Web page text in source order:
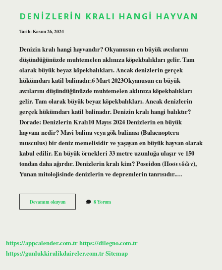
DENIZLERIN KRALI HANGI HAYVAN
Tarih: Kasım 26, 2024
Denizin kralı hangi hayvandır? Okyanusun en büyük avcılarını
düşündüğünüzde muhtemelen aklınıza köpekbalıkları gelir. Tam
olarak büyük beyaz köpekbalıkları. Ancak denizlerin gerçek
hükümdarı katil balinadır.6 Mart 2023Okyanusun en büyük
avcılarını düşündüğünüzde muhtemelen aklınıza köpekbalıkları
gelir. Tam olarak büyük beyaz köpekbalıkları. Ancak denizlerin
gerçek hükümdarı katil balinadır. Denizin kralı hangi balıktır?
Dorade: Denizlerin Kralı10 Mayıs 2024 Denizlerin en büyük
hayvanı nedir? Mavi balina veya gök balinası (Balaenoptera
musculus) bir deniz memelisidir ve yaşayan en büyük hayvan olarak
kabul edilir. En büyük örnekleri 33 metre uzunluğa ulaşır ve 150
tondan daha ağırdır. Denizlerin kralı kim? Poseidon (Ποσειδῶν),
Yunan mitolojisinde denizlerin ve depremlerin tanrısıdır.…
Devamını okuyunDenizlerin
Kralı
8 Yorum
https://appcalender.com.trhttps://dilegno.com.tr
https://gunlukkiralikdaireler.com.trSitemap